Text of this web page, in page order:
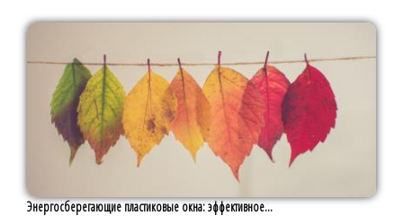
Энергосберегающие пластиковые окна: эффективное...